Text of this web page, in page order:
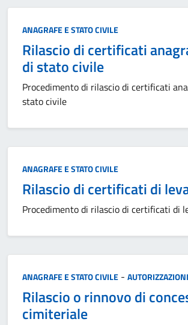
Categoria:
ANAGRAFE E STATO CIVILE
Rilascio di certificati
di stato civile
Procedimento di rilascio di certificati
stato civile
Categoria:
ANAGRAFE E STATO CIVILE
Rilascio di certificati di
Procedimento di rilascio di certificati di
Categoria:
ANAGRAFE E STATO CIVILE - AUTORIZZAZIONI
Rilascio o rinnovo di
cimiteriale